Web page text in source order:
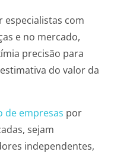
especialistas com
e no mercado,
precisão para
do valor da
de empresas por
sejam
independentes,